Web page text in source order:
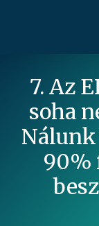
7. Az
soha
Nálunk
90%